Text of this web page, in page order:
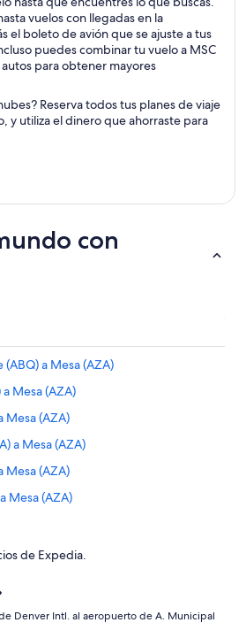
vuelos con llegadas en la
el boleto de avión que se ajuste a tus
puedes combinar tu vuelo a MSC
para obtener mayores
Reserva todos tus planes de viaje
y utiliza el dinero que ahorraste para
con
a Mesa (AZA)
Mesa (AZA)
Mesa (AZA)
a Mesa (AZA)
Mesa (AZA)
Mesa (AZA)
a Mesa (AZA)
a Mesa (AZA)
a Mesa (AZA)
de Expedia.
Denver Intl. al aeropuerto de A. Municipal